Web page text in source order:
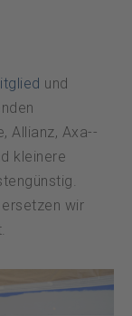
und
Allianz, Axa-­
kleinere
wir